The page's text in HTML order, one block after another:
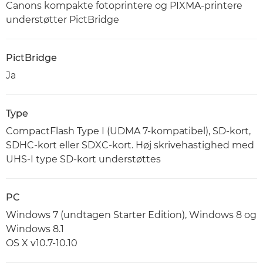
Canons kompakte fotoprintere og PIXMA-printere
understøtter PictBridge
PictBridge
Ja
Type
CompactFlash Type I (UDMA 7-kompatibel), SD-kort,
SDHC-kort eller SDXC-kort. Høj skrivehastighed med
UHS-I type SD-kort understøttes
PC
Windows 7 (undtagen Starter Edition), Windows 8 og
Windows 8.1
OS X v10.7-10.10